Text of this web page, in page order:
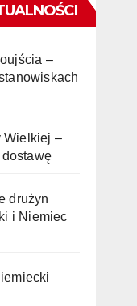
–
Wielkiej –
drużyn
i Niemiec